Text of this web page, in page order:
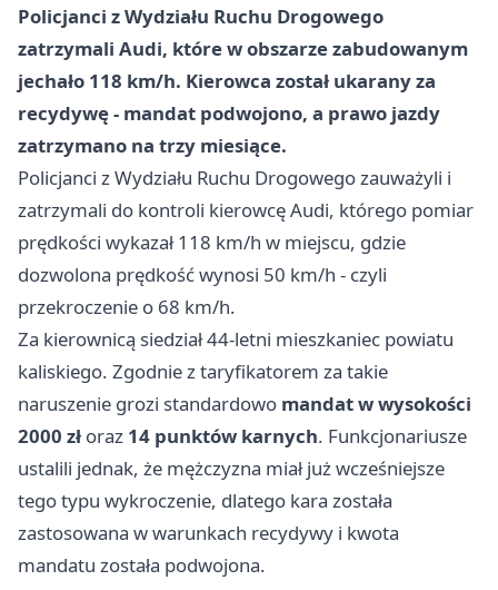
Policjanci z Wydziału Ruchu Drogowego
zatrzymali Audi, które w obszarze zabudowanym
jechało 118 km/h. Kierowca został ukarany za
recydywę - mandat podwojono, a prawo jazdy
zatrzymano na trzy miesiące.
Policjanci z Wydziału Ruchu Drogowego zauważyli i
zatrzymali do kontroli kierowcę Audi, którego pomiar
prędkości wykazał 118 km/h w miejscu, gdzie
dozwolona prędkość wynosi 50 km/h - czyli
przekroczenie o 68 km/h.
Za kierownicą siedział 44-letni mieszkaniec powiatu
kaliskiego. Zgodnie z taryfikatorem za takie
naruszenie grozi standardowo mandat w wysokości
2000 zł oraz 14 punktów karnych. Funkcjonariusze
ustalili jednak, że mężczyzna miał już wcześniejsze
tego typu wykroczenie, dlatego kara została
zastosowana w warunkach recydywy i kwota
mandatu została podwojona.